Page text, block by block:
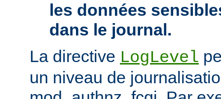
les données
dans le journal.
La directive LogLevel
un niveau de